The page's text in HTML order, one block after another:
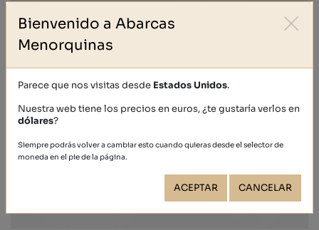
Bienvenido a Abarcas
Menorquinas
Parece que nos visitas desde Estados Unidos.
Nuestra web tiene los precios en euros, ¿te gustaría verlos en
dólares?
Siempre podrás volver a cambiar esto cuando quieras desde el selector de
moneda en el pie de la página.
ACEPTAR CANCELAR